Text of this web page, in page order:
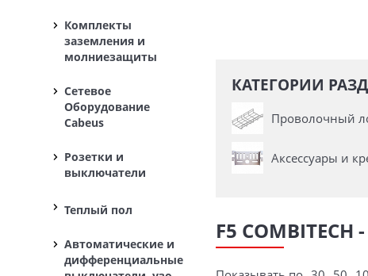
Комплекты
заземления и
молниезащиты
Сетевое
Оборудование
Cabeus
Розетки и
выключатели
Теплый пол
Автоматические и
дифференциальные
КАТЕГОРИИ
Проволочный
Аксессуары и
F5